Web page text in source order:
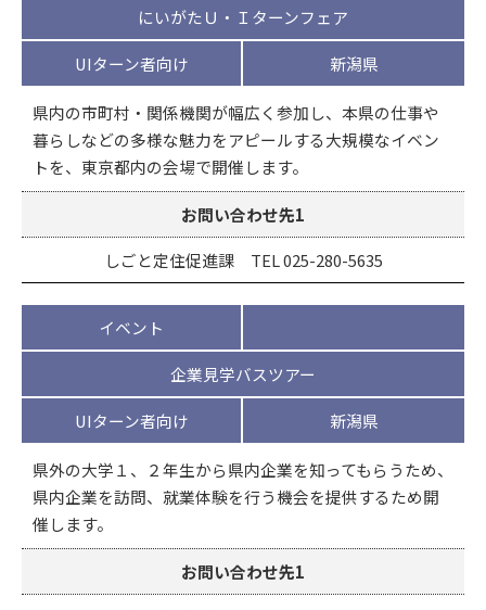
にいがたＵ・Ｉターンフェア
UIターン者向け 新潟県
県内の市町村・関係機関が幅広く参加し、本県の仕事や
暮らしなどの多様な魅力をアピールする大規模なイベン
トを、東京都内の会場で開催します。
お問い合わせ先1
しごと定住促進課 TEL 025-280-5635
イベント
企業見学バスツアー
UIターン者向け 新潟県
県外の大学１、２年生から県内企業を知ってもらうため、
県内企業を訪問、就業体験を行う機会を提供するため開
催します。
お問い合わせ先1